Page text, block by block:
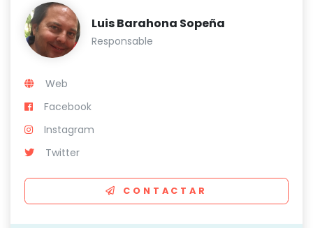
Luis Barahona Sopeña
Responsable
Web
Facebook
Instagram
Twitter
CONTACTAR